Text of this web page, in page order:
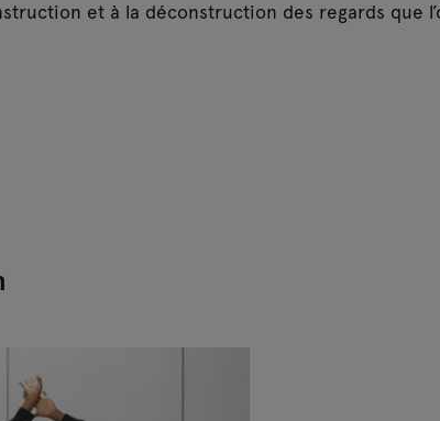
et à la déconstruction des regards que